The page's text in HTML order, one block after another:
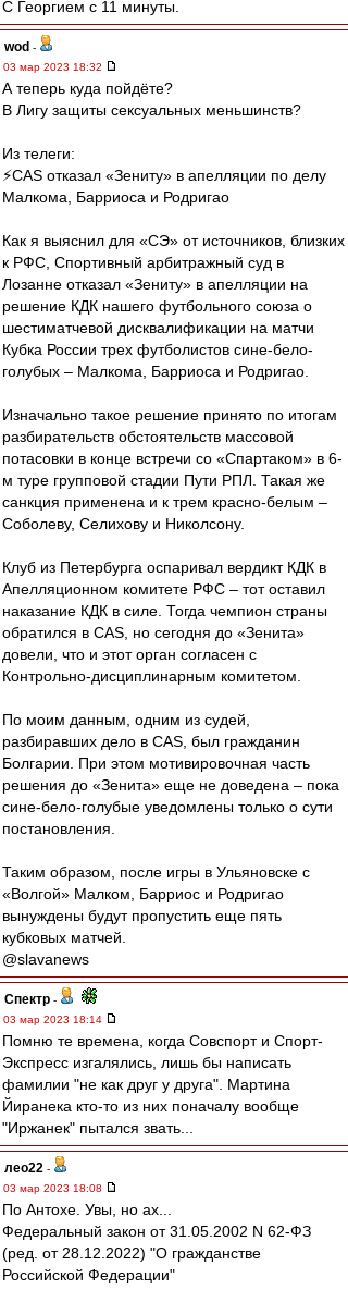
С Георгием с 11 минуты.
wod -
03 мар 2023 18:32
А теперь куда пойдёте?
В Лигу защиты сексуальных меньшинств?
Из телеги:
⚡️СAS отказал «Зениту» в апелляции по делу
Малкома, Барриоса и Родригао
Как я выяснил для «СЭ» от источников, близких
к РФС, Спортивный арбитражный суд в
Лозанне отказал «Зениту» в апелляции на
решение КДК нашего футбольного союза о
шестиматчевой дисквалификации на матчи
Кубка России трех футболистов сине-бело-
голубых – Малкома, Барриоса и Родригао.
Изначально такое решение принято по итогам
разбирательств обстоятельств массовой
потасовки в конце встречи со «Спартаком» в 6-
м туре групповой стадии Пути РПЛ. Такая же
санкция применена и к трем красно-белым –
Соболеву, Селихову и Николсону.
Клуб из Петербурга оспаривал вердикт КДК в
Апелляционном комитете РФС – тот оставил
наказание КДК в силе. Тогда чемпион страны
обратился в СAS, но сегодня до «Зенита»
довели, что и этот орган согласен с
Контрольно-дисциплинарным комитетом.
По моим данным, одним из судей,
разбиравших дело в СAS, был гражданин
Болгарии. При этом мотивировочная часть
решения до «Зенита» еще не доведена – пока
сине-бело-голубые уведомлены только о сути
постановления.
Таким образом, после игры в Ульяновске с
«Волгой» Малком, Барриос и Родригао
вынуждены будут пропустить еще пять
кубковых матчей.
@slavanews
Спектр -
03 мар 2023 18:14
Помню те времена, когда Совспорт и Спорт-
Экспресс изгалялись, лишь бы написать
фамилии "не как друг у друга". Мартина
Йиранека кто-то из них поначалу вообще
"Иржанек" пытался звать...
лео22 -
03 мар 2023 18:08
По Антохе. Увы, но ах...
Федеральный закон от 31.05.2002 N 62-ФЗ
(ред. от 28.12.2022) "О гражданстве
Российской Федерации"